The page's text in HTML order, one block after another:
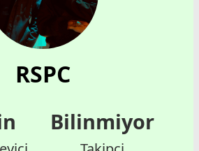
RSPC
Bilinmiyor